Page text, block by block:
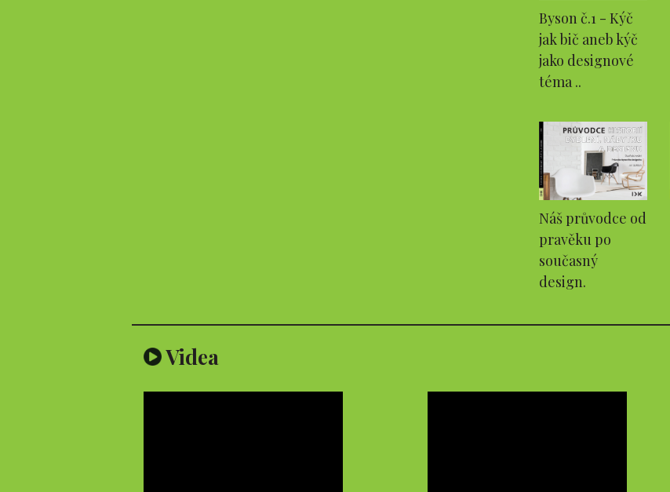
Byson č.1 - Kýč
jak bič aneb kýč
jako designové
téma ..
Náš průvodce od
pravěku po
současný
design.
Videa